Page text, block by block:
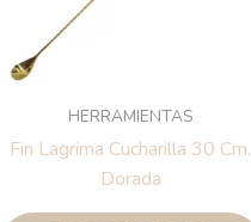
HERRAMIENTAS
Fin Lagrima Cucharilla 30 Cm.
Dorada